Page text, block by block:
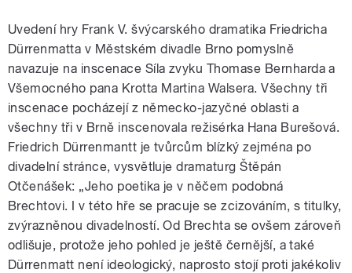
Uvedení hry Frank V. švýcarského dramatika Friedricha
Dürrenmatta v Městském divadle Brno pomyslně
navazuje na inscenace Síla zvyku Thomase Bernharda a
Všemocného pana Krotta Martina Walsera. Všechny tři
inscenace pocházejí z německo-jazyčné oblasti a
všechny tři v Brně inscenovala režisérka Hana Burešová.
Friedrich Dürrenmantt je tvůrcům blízký zejména po
divadelní stránce, vysvětluje dramaturg Štěpán
Otčenášek: „Jeho poetika je v něčem podobná
Brechtovi. I v této hře se pracuje se zcizováním, s titulky,
zvýrazněnou divadelností. Od Brechta se ovšem zároveň
odlišuje, protože jeho pohled je ještě černější, a také
Dürrenmatt není ideologický, naprosto stojí proti jakékoliv